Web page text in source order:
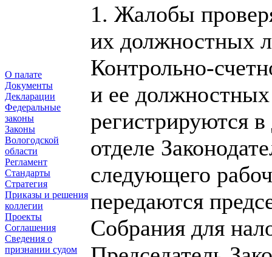
О палате
Документы
Декларации
Федеральные
законы
Законы
Вологодской
области
Регламент
Стандарты
Стратегия
Приказы и решения
коллегии
Проекты
Соглашения
Сведения о
признании судом
1. Жалобы
их должностных
Контрольно-
и ее
регистрируются
отделе
следующего
передаются
Собрания для